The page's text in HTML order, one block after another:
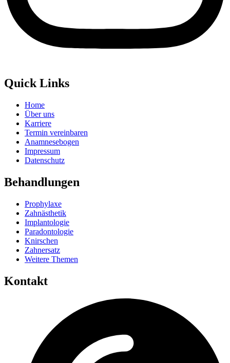
Quick Links
Home
Über uns
Karriere
Termin vereinbaren
Anamnesebogen
Impressum
Datenschutz
Behandlungen
Prophylaxe
Zahnästhetik
Implantologie
Paradontologie
Knirschen
Zahnersatz
Weitere Themen
Kontakt